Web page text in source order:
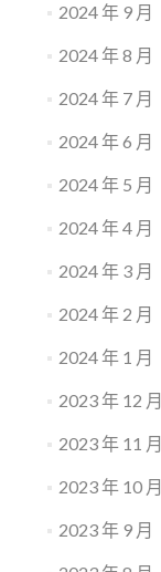
2024 年 9 月
2024 年 8 月
2024 年 7 月
2024 年 6 月
2024 年 5 月
2024 年 4 月
2024 年 3 月
2024 年 2 月
2024 年 1 月
2023 年 12 月
2023 年 11 月
2023 年 10 月
2023 年 9 月